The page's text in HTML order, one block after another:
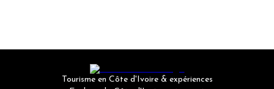
Tourisme en Côte d'Ivoire & expériences